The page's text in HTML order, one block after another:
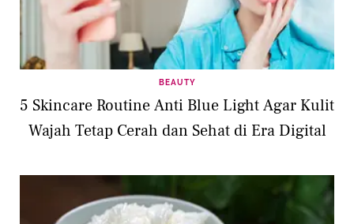
BEAUTY
5 Skincare Routine Anti Blue Light Agar Kulit
Wajah Tetap Cerah dan Sehat di Era Digital